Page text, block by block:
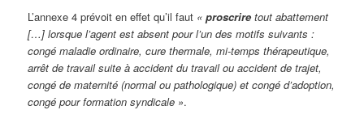
L’annexe 4 prévoit en effet qu’il faut «proscrire tout abattement
[…] lorsque l’agent est absent pour l’un des motifs suivants :
congé maladie ordinaire, cure thermale, mi-temps thérapeutique,
arrêt de travail suite à accident du travail ou accident de trajet,
congé de maternité (normal ou pathologique) et congé d’adoption,
congé pour formation syndicale ».